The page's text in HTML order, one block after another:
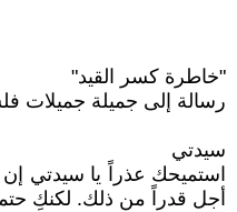
"خاطرة كسر القيد"
رسالة إلى جميلة جميلات
سيدتي
استميحك عذراً يا سيدتي
أجل قدراً من ذلك. لكنكِ